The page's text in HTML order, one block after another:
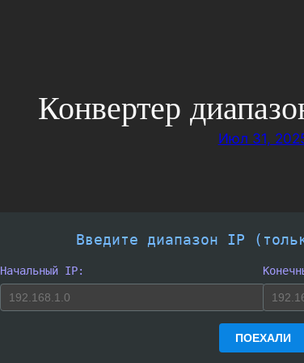
Конвертер
Июл 31,
Введите диапазон IP
Начальный IP:
ПОЕХАЛИ